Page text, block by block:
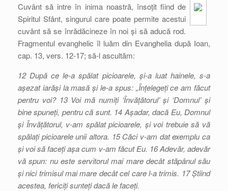
Cuvânt să intre în inima noastră, însoțit fiind de
Spiritul Sfânt, singurul care poate permite acestui
cuvânt să se înrădăcineze în noi și să aducă rod.
Fragmentul evanghelic îl luăm din Evanghelia după Ioan,
cap. 13, vers. 12-17; să-l ascultăm:
12 După ce le-a spălat picioarele, și-a luat hainele, s-a
așezat iarăși la masă și le-a spus: „Înțelegeți ce am făcut
pentru voi? 13 Voi mă numiți ‘Învățătorul’ și ‘Domnul’ și
bine spuneți, pentru că sunt. 14 Așadar, dacă Eu, Domnul
și Învățătorul, v-am spălat picioarele, și voi trebuie să vă
spălați picioarele unii altora. 15 Căci v-am dat exemplu ca
și voi să faceți așa cum v-am făcut Eu. 16 Adevăr, adevăr
vă spun: nu este servitorul mai mare decât stăpânul său
și nici trimisul mai mare decât cel care l-a trimis. 17 Știind
acestea, fericiți sunteți dacă le faceți.